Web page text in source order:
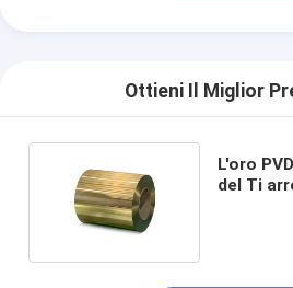
Ottieni Il Miglior
L'oro
del Ti